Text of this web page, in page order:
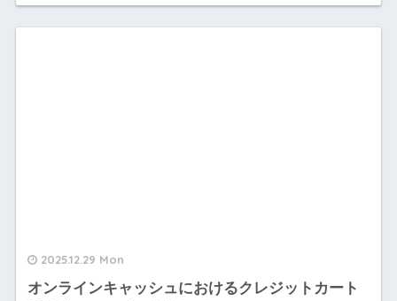
2025.12.29 Mon
オンラインキャッシュにおけるクレジットカート